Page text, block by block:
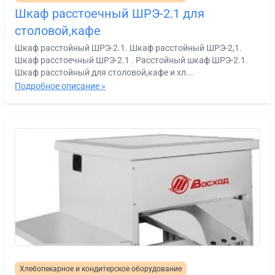
Шкаф расстоечный ШРЭ-2.1 для
столовой,кафе
Шкаф расстойный ШРЭ-2.1. Шкаф расстойный ШРЭ-2,1.
Шкаф расстоечный ШРЭ-2.1 . Расстойный шкаф ШРЭ-2.1.
Шкаф расстойный для столовой,кафе и хл...
Подробное описание »
Хлебопекарное и кондитерское оборудование